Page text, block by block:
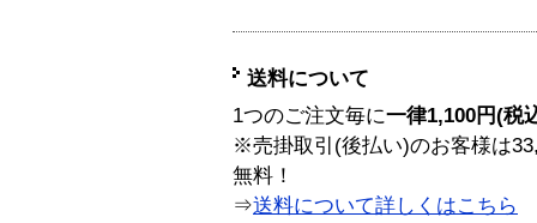
送料について
1つのご注文毎に一律1,100円(税
※売掛取引(後払い)のお客様は
無料！
⇒送料について詳しくはこちら